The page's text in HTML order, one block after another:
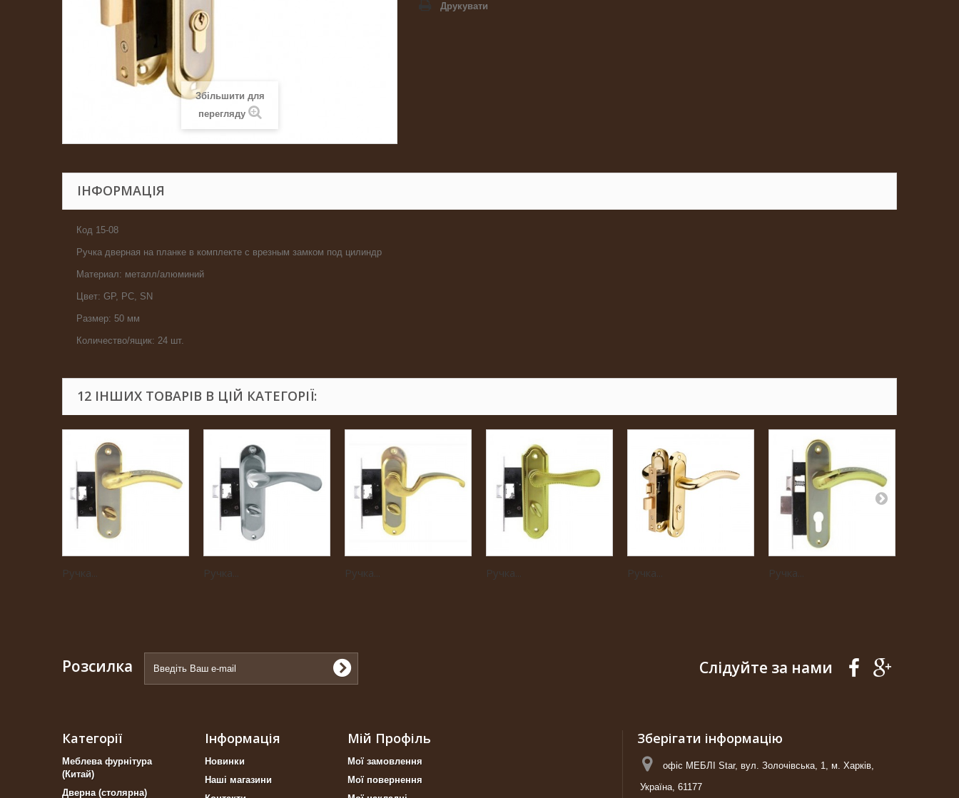
Збільшити для
перегляду
Друкувати
ІНФОРМАЦІЯ
Код 15-08
Ручка дверная на планке в комплекте с врезным замком под цилиндр
Материал: металл/алюминий
Цвет: GP, PC, SN
Размер: 50 мм
Количество/ящик: 24 шт.
12 ІНШИХ ТОВАРІВ В ЦІЙ КАТЕГОРІЇ:
Ручка... Ручка... Ручка... Ручка... Ручка... Ручка...
Розсилка Слідуйте за нами
Категорії
Меблева фурнітура
(Китай)
Дверна (столярна)
Інформація
Новинки
Наші магазини
Мій Профіль
Мої замовлення
Мої повернення
Зберігати інформацію
офіс МЕБЛІ Star, вул. Золочівська, 1, м. Харків,
Україна, 61177